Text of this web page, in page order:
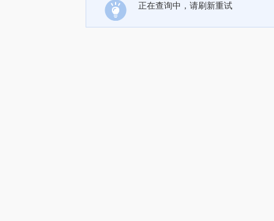
正在查询中，请刷新重试